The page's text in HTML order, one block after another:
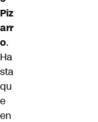
Piz
arr
o.
Ha
sta
qu
e
en